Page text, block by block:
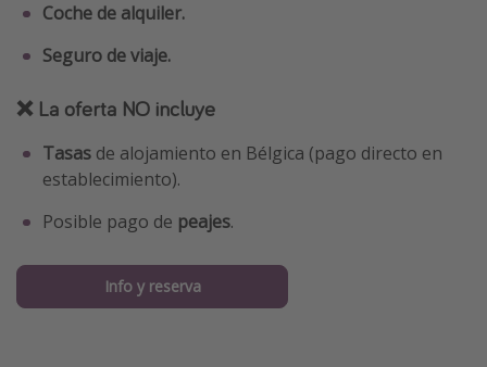
Coche de alquiler.
Seguro de viaje.
❌ La oferta NO incluye
Tasas de alojamiento en Bélgica (pago directo en
establecimiento).
Posible pago de peajes.
Info y reserva